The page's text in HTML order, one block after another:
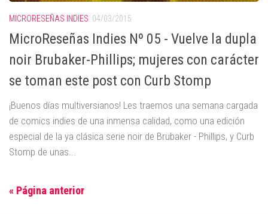
MICRORESEÑAS INDIES 04/03/2015
MicroReseñas Indies Nº 05 - Vuelve la dupla
noir Brubaker-Phillips; mujeres con carácter
se toman este post con Curb Stomp
¡Buenos días multiversianos! Les traemos una semana cargada
de comics indies de una inmensa calidad, como una edición
especial de la ya clásica serie noir de Brubaker - Phillips, y Curb
Stomp de unas...
« Página anterior